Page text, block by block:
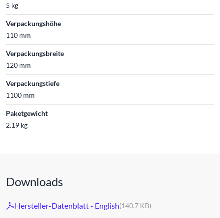
5 kg
Verpackungshöhe
110 mm
Verpackungsbreite
120 mm
Verpackungstiefe
1100 mm
Paketgewicht
2.19 kg
Downloads
Hersteller-Datenblatt - English(140.7 KB)